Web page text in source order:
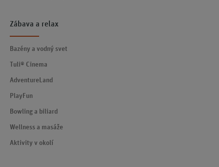
Zábava a relax
Bazény a vodný svet
Tuli® Cinema
AdventureLand
PlayFun
Bowling a biliard
Wellness a masáže
Aktivity v okolí